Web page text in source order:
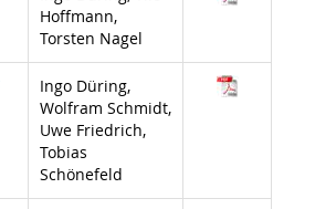
Hoffmann,
Torsten Nagel
Ingo Düring,
Wolfram Schmidt,
Uwe Friedrich,
Tobias
Schönefeld